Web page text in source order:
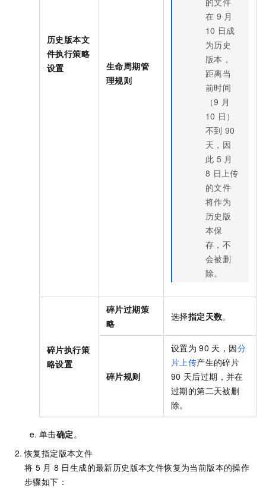
历史版本文
件执行策略
设置
生命周期管
理规则
在 9 月
10 日成
为历史
版本，
距离当
前时间
（9 月
10 日）
不到 90
天，因
此 5 月
8 日上传
的文件
将作为
历史版
本保
存，不
会被删
除。
碎片执行策
略设置
碎片过期策
略
选择指定天数。
碎片规则
设置为 90 天，因分
片上传产生的碎片
90 天后过期，并在
过期的第二天被删
除。
单击确定 。
恢复指定版本文件
将 5 月 8 日生成的最新历史版本文件恢复为当前版本的操作
步骤如下：